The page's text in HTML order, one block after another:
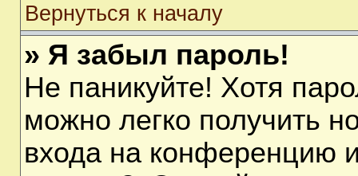
Вернуться к началу
» Я забыл пароль!
Не паникуйте! Хотя
можно легко получить
входа на конференцию